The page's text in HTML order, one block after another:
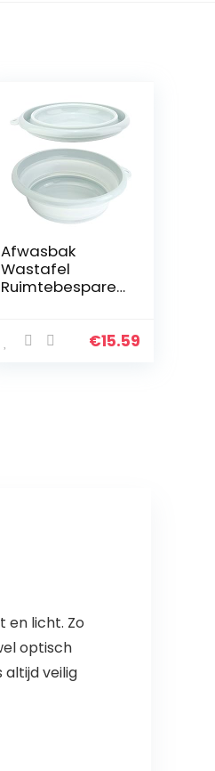
Afwasbak
Wastafel
Ruimtebesparen
keuken om te
€15.59
en licht. Zo
optisch
veilig